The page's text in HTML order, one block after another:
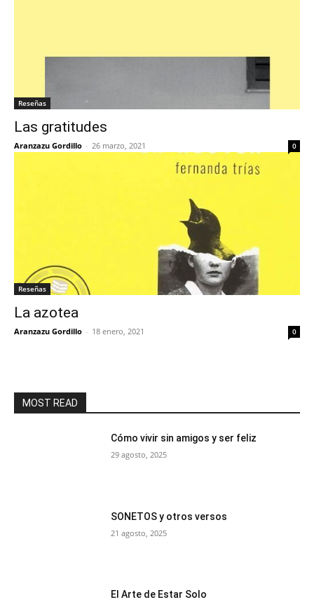
Reseñas
Las gratitudes
Aranzazu Gordillo - 26 marzo, 2021 0
Reseñas
La azotea
Aranzazu Gordillo - 18 enero, 2021 0
MOST READ
Cómo vivir sin amigos y ser feliz
29 agosto, 2025
SONETOS y otros versos
21 agosto, 2025
El Arte de Estar Solo